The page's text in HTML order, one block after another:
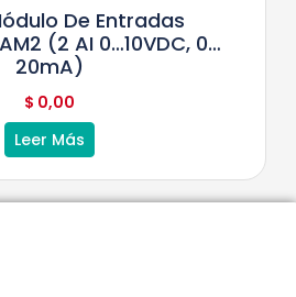
De Entradas
(2 AI 0…10VDC, 0…
20mA)
$ 0,00
Leer Más